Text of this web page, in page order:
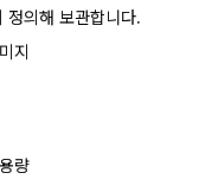
정의해 보관합니다.
지
량